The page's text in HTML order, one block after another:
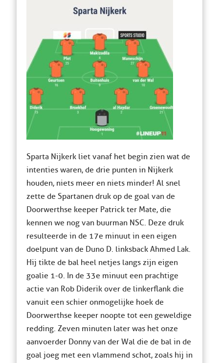
Sparta Nijkerk liet vanaf het begin zien wat de
intenties waren, de drie punten in Nijkerk
houden, niets meer en niets minder! Al snel
zette de Spartanen druk op de goal van de
Doorwerthse keeper Patrick ter Mate, die
kennen we nog van buurman NSC. Deze druk
resulteerde in de 17e minuut in een eigen
doelpunt van de Duno D. linksback Ahmed Lak.
Hij tikte de bal heel netjes langs zijn eigen
goalie 1-0. In de 33e minuut een prachtige
actie van Rob Diderik over de linkerflank die
vanuit een schier onmogelijke hoek de
Doorwerthse keeper noopte tot een geweldige
redding. Zeven minuten later was het onze
aanvoerder Donny van der Wal die de bal in de
goal joeg met een vlammend schot, zoals hij in